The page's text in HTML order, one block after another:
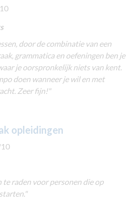
door de combinatie van een
grammatica en oefeningen ben je
je oorspronkelijk niets van kent.
doen wanneer je wil en met
Zeer fijn!"
opleidingen
raden voor personen die op
"